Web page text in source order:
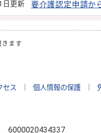
日更新 要介護認定申請か
きます
セス 個人情報の保護
6000020434337